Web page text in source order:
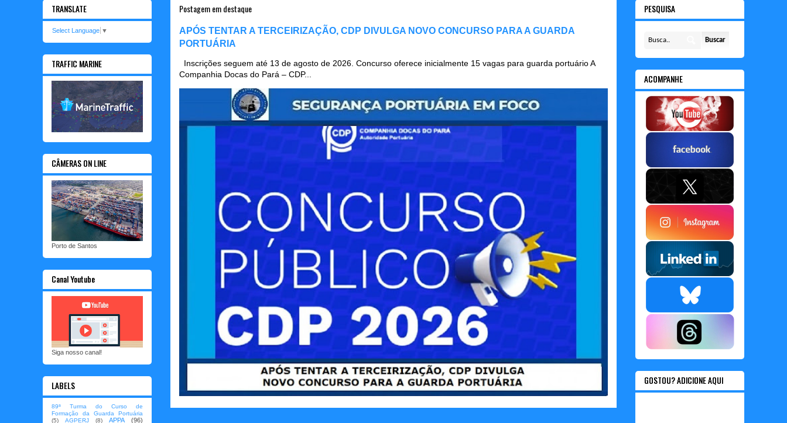
Postagem em destaque
APÓS TENTAR A TERCEIRIZAÇÃO, CDP DIVULGA NOVO CONCURSO PARA A GUARDA
PORTUÁRIA
Inscrições seguem até 13 de agosto de 2026. Concurso oferece inicialmente 15 vagas para guarda portuário A
Companhia Docas do Pará – CDP...
TRANSLATE
Select Language ▼
TRAFFIC MARINE
CÂMERAS ON LINE
Porto de Santos
Canal Youtube
Siga nosso canal!
LABELS
89ª Turma do Curso de
Formação da Guarda Portuária
(5)
AGPERJ (8) APPA (96)
PESQUISA
ACOMPANHE
GOSTOU? ADICIONE AQUI